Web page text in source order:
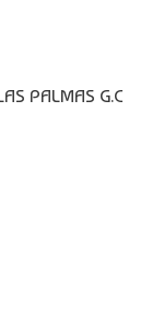
PALMAS G.C